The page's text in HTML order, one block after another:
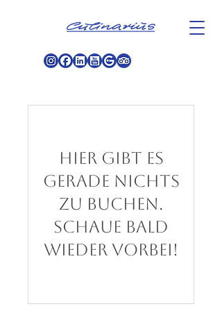
Hier gibt es
gerade nichts
zu buchen.
Schaue bald
wieder vorbei!